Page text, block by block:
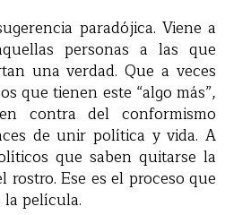
paradójica. Viene a
personas a las que
una verdad. Que a veces
que tienen este “algo más”,
contra del conformismo
de unir política y vida. A
que saben quitarse la
rostro. Ese es el proceso que
película.